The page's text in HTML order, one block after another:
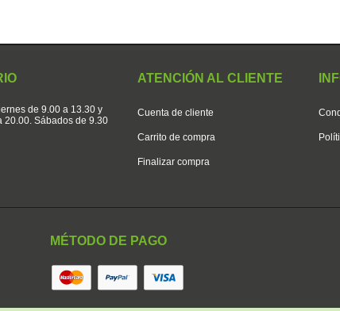
de 9.00 a 13.30 y
20.00. Sábados de 9.30
ATENCIÓN AL CLIENTE
Cuenta de cliente
Carrito de compra
Finalizar compra
MÉTODO DE PAGO